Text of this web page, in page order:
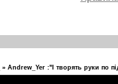
» Andrew_Yer :"І творять руки по